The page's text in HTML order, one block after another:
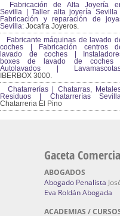
Fabricación de Alta Joyería
Sevilla | Taller alta joyería Sevilla |
Fabricación y reparación de
Sevilla: Jocafra Joyeros.
Fabricante máquinas de lavado
coches | Fabricación centros
lavado de coches |
boxes de lavado de coches |
Autolavados |
IBERBOX 3000.
Chatarrerías | Chatarras,
Residuos | Chatarrerías
Chatarreria El Pino
Gaceta
ABOGADOS
Abogado Penalista
Eva Roldán Abogada
ACADEMIAS /